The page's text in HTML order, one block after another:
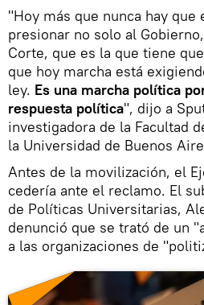
"Hoy más que nunca hay que
presionar no solo al
Corte, que es la que tiene
que hoy marcha está
ley. Es una marcha política
respuesta política", dijo a
investigadora de la Facultad
la Universidad de Buenos
Antes de la movilización, el
cedería ante el reclamo. El
de Políticas Universitarias,
denunció que se trató de un
a las organizaciones de